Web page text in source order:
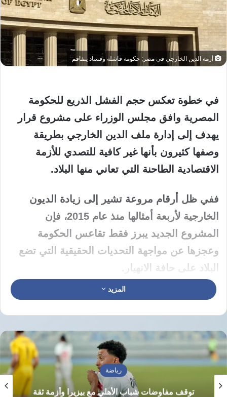
أزمة الدين الخارجي في مصر: حكومة فاشلة وفساد يتفاقم
في خطوة تعكس حجم الفشل الذريع للحكومة
المصرية وافق مجلس الوزراء على مشروع قرار
يهدف إلى إدارة ملف الدين الخارجي بطريقة
وصفها كثيرون بأنها غير كافية للتصدي للأزمة
الاقتصادية الطاحنة التي تعاني منها البلاد.
ففي ظل أرقام مروعة تشير إلى زيادة الديون
الخارجية لأربعة أمثالها منذ عام 2015، فإن
المشروع الجديد يبرز فقط تقاعس الحكومة
وعجزها عن مواجهة التحديات الحقيقية التي تضع
البلاد على حافة الانهيار.
تشكل اللجنة الجديدة برئاسة رئيس مجلس
الوزراء وتضم محافظ البنك المركزي ووزيرة
التخطيط والتنمية الاقتصادية ووزير المالية ووزير
الاستثمار وممثل عن جهاز المخابرات العامة وآخر
عن هيئة الرقابة الإدارية،
المزيد
رياضة
توقف مفاوضات شباب الأهلي مع بيزيرا وأزمة ثقة